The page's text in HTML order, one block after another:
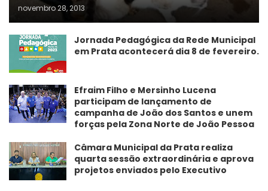
novembro 28, 2013
Jornada Pedagógica da Rede Municipal
em Prata acontecerá dia 8 de fevereiro.
Efraim Filho e Mersinho Lucena
participam de lançamento de
campanha de João dos Santos e unem
forças pela Zona Norte de João Pessoa
Câmara Municipal da Prata realiza
quarta sessão extraordinária e aprova
projetos enviados pelo Executivo